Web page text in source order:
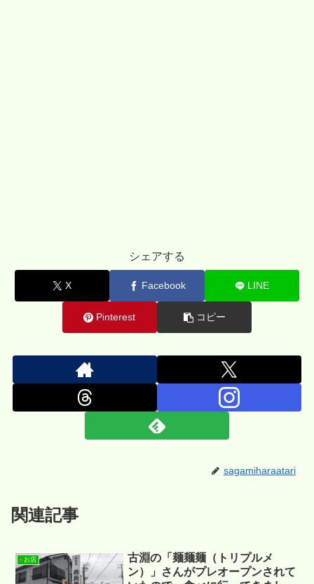
シェアする
X Facebook LINE
Pinterest コピー
sagamiharaatari
関連記事
- お店
古淵の「麺麺麺（トリプルメ
ン）」さんがプレオープンされて